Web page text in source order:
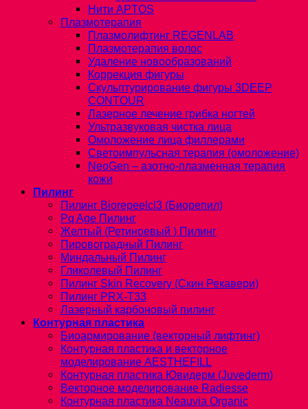
Нити APTOS
Плазмотерапия
Плазмолифтинг REGENLAB
Плазмотерапия волос
Удаление новообразований
Коррекция фигуры
Скульптурирование фигуры 3DEEP
CONTOUR
Лазерное лечение грибка ногтей
Ультразвуковая чистка лица
Омоложение лица филлерами
Светоимпульсная терапия (омоложение)
NeoGen – азотно-плазменная терапия
кожи
Пилинг
Пилинг Biorepeelcl3 (Биорепил)
Pq Age Пилинг
Желтый (Ретиноевый ) Пилинг
Пировоградный Пилинг
Миндальный Пилинг
Гликолевый Пилинг
Пилинг Skin Recovery (Скин Рекавери)
Пилинг PRX-T33
Лазерный карбоновый пилинг
Контурная пластика
Биоармирование (векторный лифтинг)
Контурная пластика и векторное
моделирование AESTHEFILL
Контурная пластика Ювидерм (Juvederm)
Векторное моделирование Radiesse
Контурная пластика Neauvia Organic